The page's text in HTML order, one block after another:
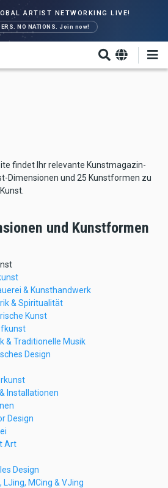
zum
Inhalt
ARTIST NETWORKING LIVE!
NO NATIONS. Join now!
findet Ihr relevante Kunstmagazin-
Dimensionen und 25 Kunstformen zu
und Kunstformen
& Kunsthandwerk
& Spiritualität
Kunst
& Traditionelle Musik
Design
Installationen
Design
Art
Design
LJing, MCing & VJing